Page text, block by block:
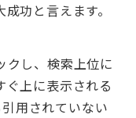
功と言えます。
クし、検索上位に
上に表示される
用されていない